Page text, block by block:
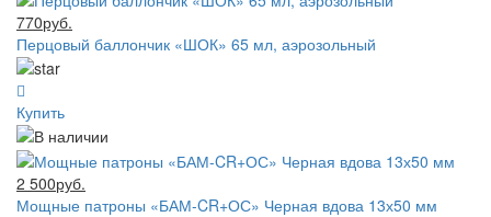
770руб.
Перцовый баллончик «ШОК» 65 мл, аэрозольный
Купить
2 500руб.
Мощные патроны «БАМ-CR+ОС» Черная вдова 13х50 мм